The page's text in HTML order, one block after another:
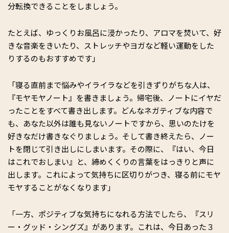
分転換できることをしましょう。
たとえば、ゆっくりお風呂に浸かったり、アロマを焚いて、好
きな音楽をきいたり、ストレッチやヨガなど軽い運動をした
りするのもおすすめです」
「寝る直前まで悩みやイライラなどを引きずりがちな人は、
『モヤモヤノート』を書きましょう。帰宅後、ノートにイヤだ
ったことをすべて書き出します。どんなネガティブな内容で
も、あなた以外は誰も見ないノートですから、思いのたけを
好きなだけ書きなぐりましょう。そして書き終えたら、ノー
トを閉じて引き出しにしまいます。その際に、『はい、今日
はこれでおしまい』と、締めくくりの言葉をはっきりと声に
出します。これによって気持ちに区切りがつき、寝る前にモヤ
モヤすることがなくなります」
「一方、ポジティブな気持ちになれる方法でしたら、『スリ
ー・グッド・シングズ』があります。これは、今日あった３